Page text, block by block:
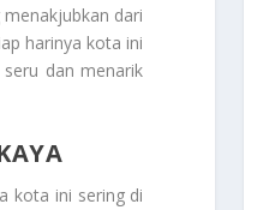
dari
harinya kota ini
dan menarik
kota ini sering di